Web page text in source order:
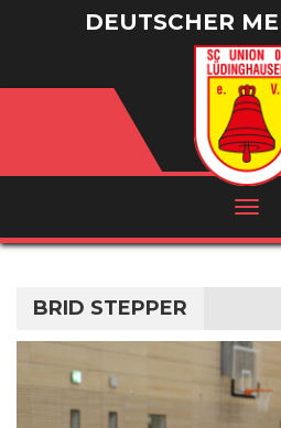
DEUTSCHER
/
BRID STEPPER